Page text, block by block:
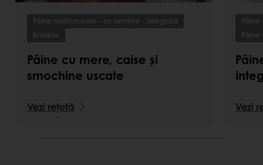
Pâine multicereale - cu semințe - integrală
Brutărie
Pâine cu mere, caise și
smochine uscate
Vezi rețetă
Pâine
Vezi